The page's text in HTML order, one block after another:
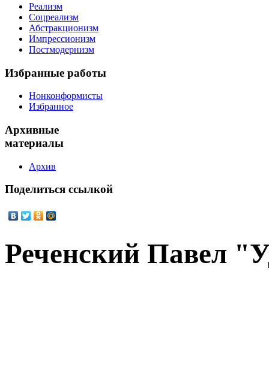
Реализм
Соцреализм
Абстракционизм
Импрессионизм
Постмодернизм
Избранные работы
Нонконформисты
Избранное
Архивные
материалы
Архив
Поделиться ссылкой
Реченский Павел